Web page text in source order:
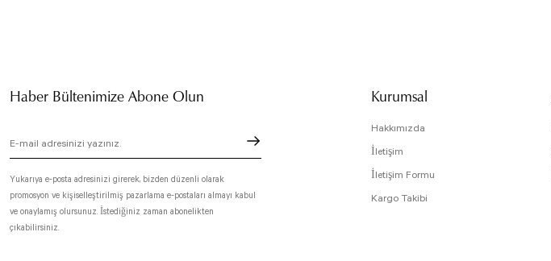
Haber Bültenimize Abone Olun
Yukarıya e-posta adresinizi girerek, bizden düzenli olarak
promosyon ve kişiselleştirilmiş pazarlama e-postaları almayı kabul
ve onaylamış olursunuz. İstediğiniz zaman abonelikten
çıkabilirsiniz.
Kurumsal
Hakkımızda
İletişim
İletişim Formu
Kargo Takibi